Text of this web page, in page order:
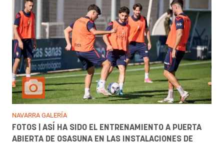
NAVARRA GALERÍA
FOTOS | ASÍ HA SIDO EL ENTRENAMIENTO A PUERTA
ABIERTA DE OSASUNA EN LAS INSTALACIONES DE